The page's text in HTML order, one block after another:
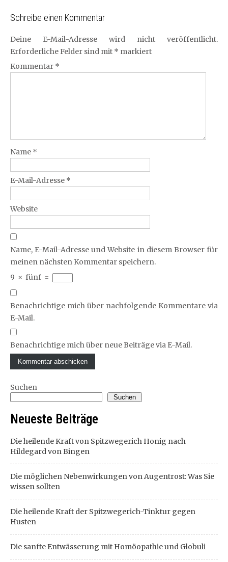
Schreibe einen Kommentar
Deine E-Mail-Adresse wird nicht veröffentlicht.
Erforderliche Felder sind mit * markiert
Kommentar *
Name *
E-Mail-Adresse *
Website
Name, E-Mail-Adresse und Website in diesem Browser für
meinen nächsten Kommentar speichern.
9 × fünf =
Benachrichtige mich über nachfolgende Kommentare via
E-Mail.
Benachrichtige mich über neue Beiträge via E-Mail.
Suchen
Suchen
Neueste Beiträge
Die heilende Kraft von Spitzwegerich Honig nach
Hildegard von Bingen
Die möglichen Nebenwirkungen von Augentrost: Was Sie
wissen sollten
Die heilende Kraft der Spitzwegerich-Tinktur gegen
Husten
Die sanfte Entwässerung mit Homöopathie und Globuli